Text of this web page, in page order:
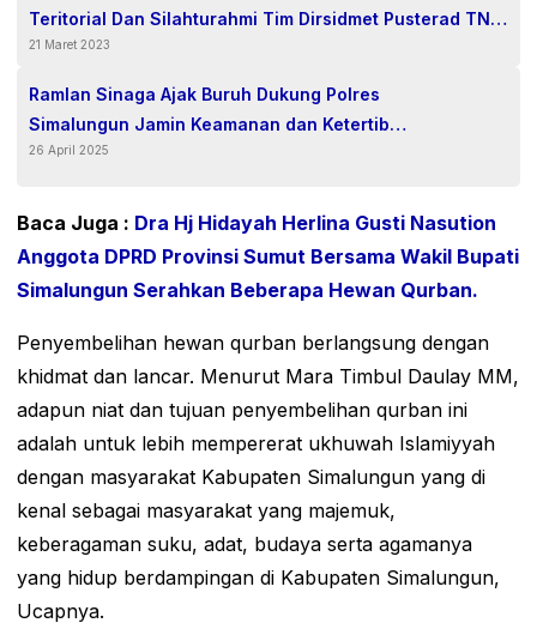
Teritorial Dan Silahturahmi Tim Dirsidmet Pusterad TNI
AD.
21 Maret 2023
Ramlan Sinaga Ajak Buruh Dukung Polres
Simalungun Jamin Keamanan dan Ketertiban
Perayaan Hari Buruh Internasional 2025
26 April 2025
Baca Juga : Dra Hj Hidayah Herlina Gusti Nasution
Anggota DPRD Provinsi Sumut Bersama Wakil Bupati
Simalungun Serahkan Beberapa Hewan Qurban.
Penyembelihan hewan qurban berlangsung dengan
khidmat dan lancar. Menurut Mara Timbul Daulay MM,
adapun niat dan tujuan penyembelihan qurban ini
adalah untuk lebih mempererat ukhuwah Islamiyyah
dengan masyarakat Kabupaten Simalungun yang di
kenal sebagai masyarakat yang majemuk,
keberagaman suku, adat, budaya serta agamanya
yang hidup berdampingan di Kabupaten Simalungun,
Ucapnya.